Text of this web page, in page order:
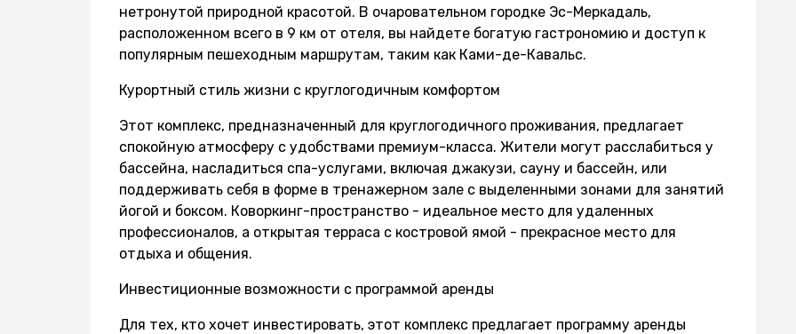
нетронутой природной красотой. В очаровательном городке Эс-Меркадаль,
расположенном всего в 9 км от отеля, вы найдете богатую гастрономию и доступ к
популярным пешеходным маршрутам, таким как Ками-де-Кавальс.
Курортный стиль жизни с круглогодичным комфортом
Этот комплекс, предназначенный для круглогодичного проживания, предлагает
спокойную атмосферу с удобствами премиум-класса. Жители могут расслабиться у
бассейна, насладиться спа-услугами, включая джакузи, сауну и бассейн, или
поддерживать себя в форме в тренажерном зале с выделенными зонами для занятий
йогой и боксом. Коворкинг-пространство - идеальное место для удаленных
профессионалов, а открытая терраса с костровой ямой - прекрасное место для
отдыха и общения.
Инвестиционные возможности с программой аренды
Для тех, кто хочет инвестировать, этот комплекс предлагает программу аренды